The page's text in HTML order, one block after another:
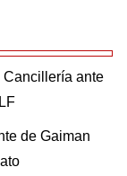
ante
de Gaiman